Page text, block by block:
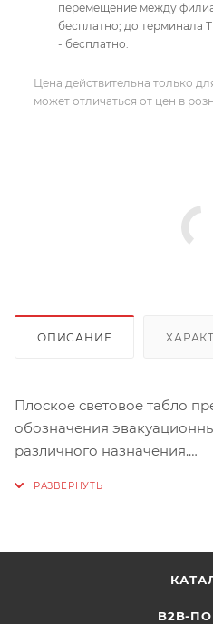
перемещение между
бесплатно; до терминала
- бесплатно.
Цена действительна только
может отличаться от цен в
ОПИСАНИЕ
Плоское световое табло
обозначения
различного назначения.
B2B-